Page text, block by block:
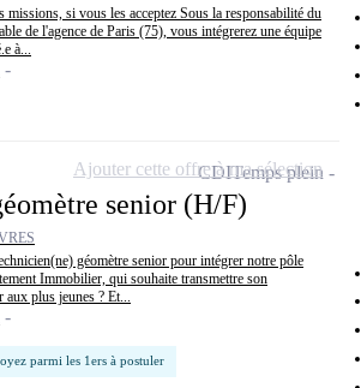
missions, si vous les acceptez Sous la responsabilité du
de l'agence de Paris (75), vous intégrerez une équipe
à...
senior (H/F)
géomètre senior pour intégrer notre pôle
Immobilier, qui souhaite transmettre son
aux plus jeunes ? Et...
parmi les 1ers à postuler
CDITemps plein
Ajouter cette offre à ma sélection